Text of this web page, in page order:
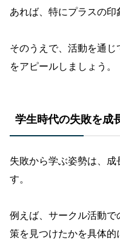
あれば、特にプラスの印
そのうえで、活動を通
をアピールしましょう。
学生時代の失敗を成
失敗から学ぶ姿勢は、
す。
例えば、サークル活動
策を見つけたかを具体的